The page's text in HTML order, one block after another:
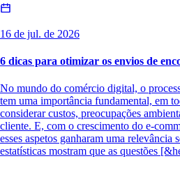
16 de jul. de 2026
6 dicas para otimizar os envios de
No mundo do comércio digital, o
tem uma importância fundamental, em
considerar custos, preocupações
cliente. E, com o crescimento do e-
esses aspetos ganharam uma relevância
estatísticas mostram que as questões